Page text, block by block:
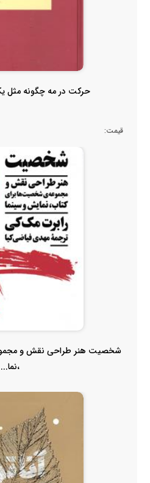
حرکت در مه چگونه مثل
قیمت:
شخصیت هنر طراحی نقش و
،نما...